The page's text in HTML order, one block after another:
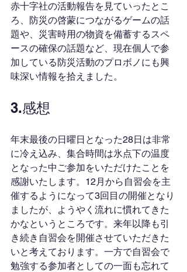
赤十字社の活動報告を見ていったとこ
ろ、防災の啓蒙につながるゲームの話
題や、災害時用の物資を備蓄するスペ
ースの確保の話題など、現在個人で参
加している防災活動のプロボノにも興
味深い情報を拾えました。
3.感想
年末最後の日曜日となった28日は非常
に冷え込み、集合時間は氷点下の温度
となった中ご参加をいただけたことを
感謝いたします。12月から自習会を主
催するようになって3回目の開催となり
ましたが、ようやく流れに慣れてきた
かなというところです。来年以降も引
き続き自習会を開催させていただきた
いと考えております。一方で自習会で
勉強する参加者としての一面も忘れて